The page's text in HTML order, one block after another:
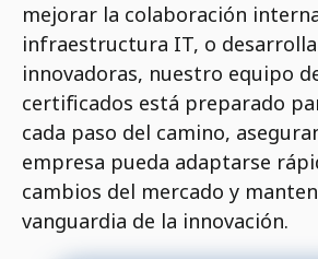
mejorar la colaboración
infraestructura IT, o
innovadoras, nuestro equipo
certificados está preparado
cada paso del camino,
empresa pueda adaptarse
cambios del mercado y
vanguardia de la innovación.